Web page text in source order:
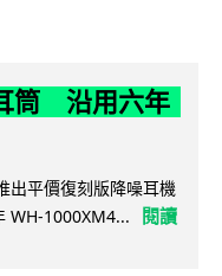
筒 沿用六年
出平價復刻版降噪耳機
WH-1000XM4...
閱讀